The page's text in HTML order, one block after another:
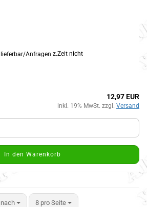
z.Zeit nicht
12,97 EUR
inkl. 19% MwSt. zzgl. Versand
In den Warenkorb
8 pro Seite